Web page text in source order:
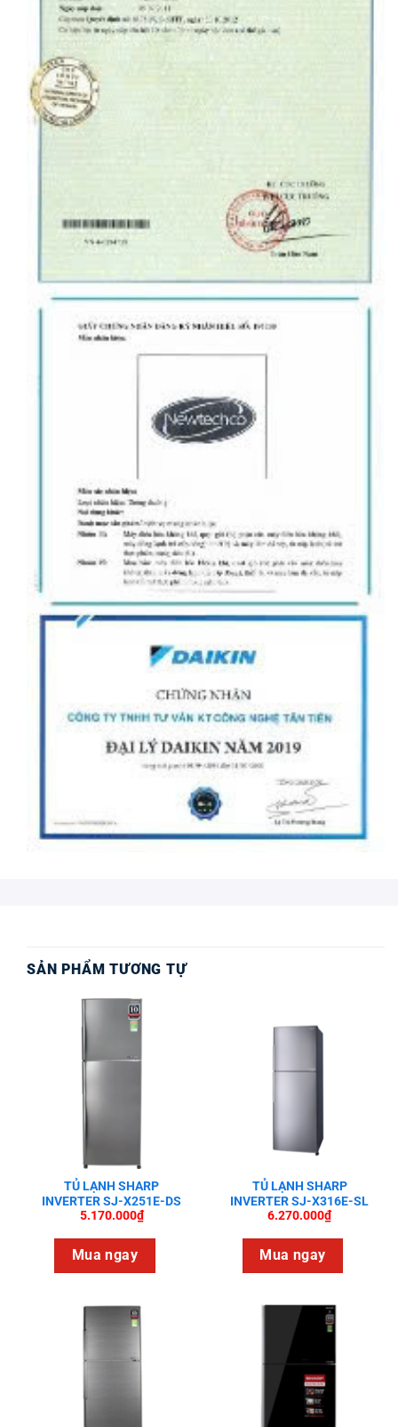
SẢN PHẨM TƯƠNG TỰ
TỦ LẠNH SHARP
INVERTER SJ-X251E-DS
5.170.000₫
Mua ngay
TỦ LẠNH SHARP
INVERTER SJ-X316E-SL
6.270.000₫
Mua ngay